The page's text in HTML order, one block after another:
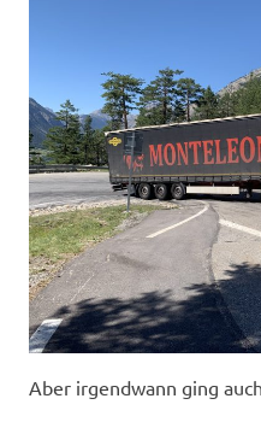
Aber irgendwann ging